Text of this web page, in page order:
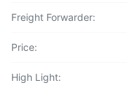
Freight Forwarder:
Price:
High Light: